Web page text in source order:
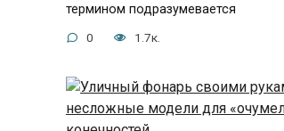
термином подразумевается
0 1.7к.